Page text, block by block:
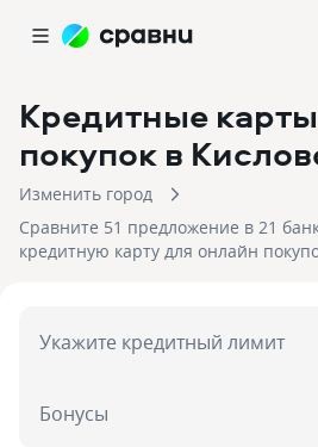
Кредитные
покупок в
Изменить город
Сравните 51 предложение в 21
кредитную карту для онлайн
Укажите кредитный лимит
Бонусы